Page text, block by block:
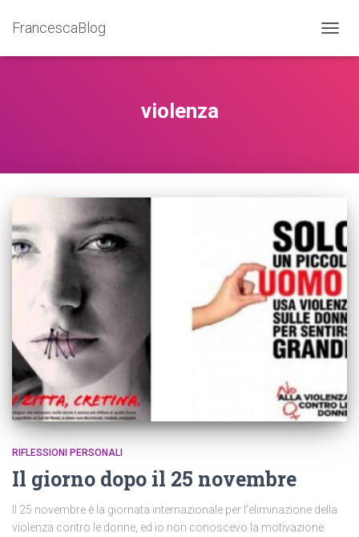
FrancescaBlog
violenza
RIFLESSIONI PERSONALI
Il giorno dopo il 25 novembre
Il 25 novembre è la giornata internazionale per l’eliminazione della
violenza contro le donne, ed io non conoscevo la motivazione